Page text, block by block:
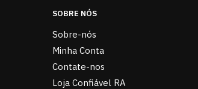
SOBRE NÓS
Sobre-nós
Minha Conta
Contate-nos
Loja Confiável RA